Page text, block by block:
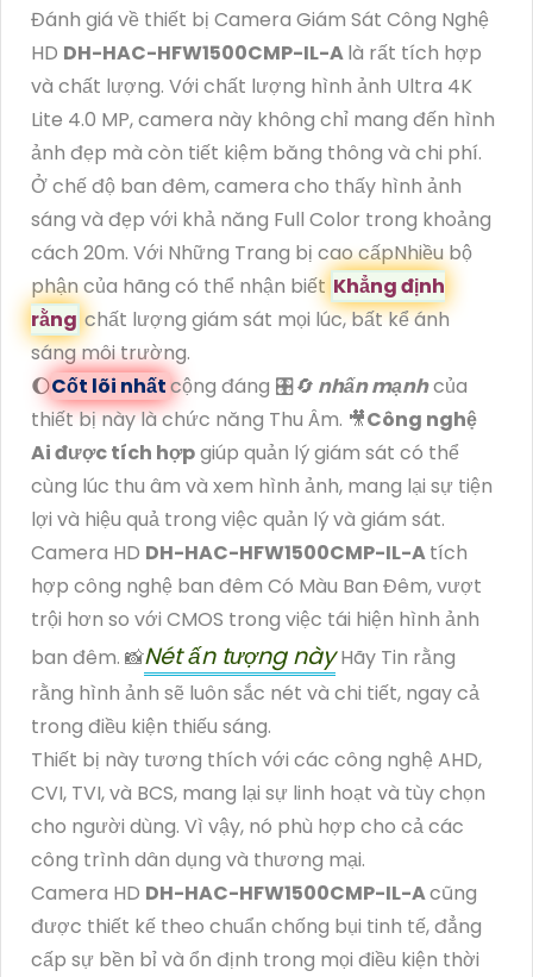
Đánh giá về thiết bị Camera Giám Sát Công Nghệ
HD DH-HAC-HFW1500CMP-IL-Alà rất tích hợp
và chất lượng. Với chất lượng hình ảnh Ultra 4K
Lite 4.0 MP, camera này không chỉ mang đến hình
ảnh đẹp mà còn tiết kiệm băng thông và chi phí.
Ở chế độ ban đêm, camera cho thấy hình ảnh
sáng và đẹp với khả năng Full Color trong khoảng
cách 20m. Với Những Trang bị cao cấpNhiều bộ
phận của hãng có thể nhận biết Khẳng định
rằng chất lượng giám sát mọi lúc, bất kể ánh
sáng môi trường.
🌔Cốt lõi nhấtcộng đáng 🎛🔄 nhấn mạnhcủa
thiết bị này là chức năng Thu Âm. 🎥Công nghệ
Ai được tích hợpgiúp quản lý giám sát có thể
cùng lúc thu âm và xem hình ảnh, mang lại sự tiện
lợi và hiệu quả trong việc quản lý và giám sát.
Camera HD DH-HAC-HFW1500CMP-IL-Atích
hợp công nghệ ban đêm Có Màu Ban Đêm, vượt
trội hơn so với CMOS trong việc tái hiện hình ảnh
ban đêm. 📸Nét ấn tượng nàyHãy Tin rằng
rằng hình ảnh sẽ luôn sắc nét và chi tiết, ngay cả
trong điều kiện thiếu sáng.
Thiết bị này tương thích với các công nghệ AHD,
CVI, TVI, và BCS, mang lại sự linh hoạt và tùy chọn
cho người dùng. Vì vậy, nó phù hợp cho cả các
công trình dân dụng và thương mại.
Camera HD DH-HAC-HFW1500CMP-IL-Acũng
được thiết kế theo chuẩn chống bụi tinh tế, đẳng
cấp sự bền bỉ và ổn định trong mọi điều kiện thời